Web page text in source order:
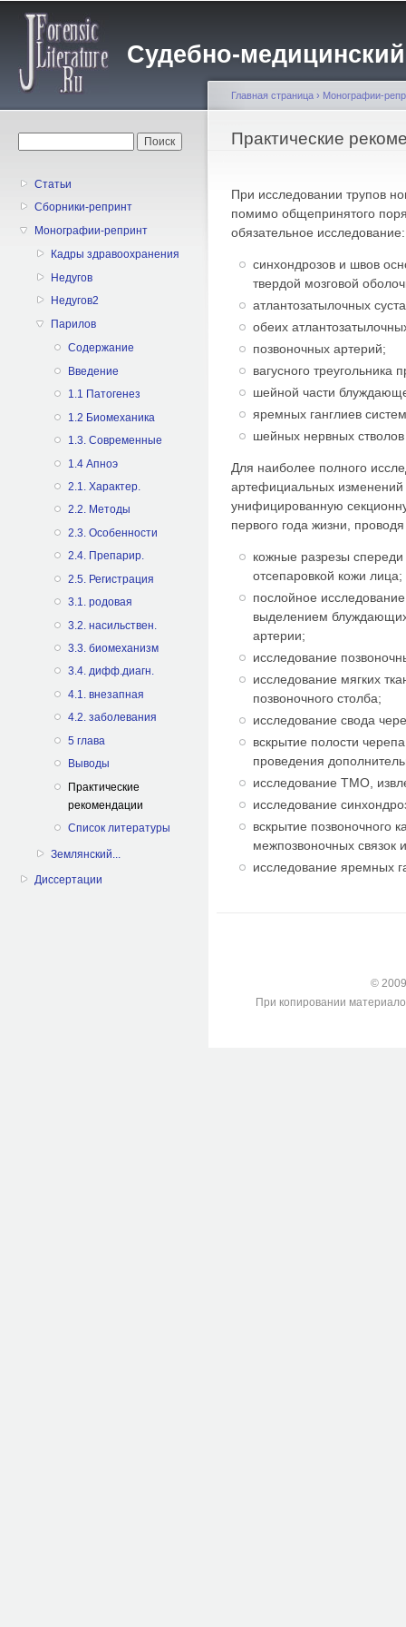
Судебно-
Статьи
Сборники-репринт
Монографии-репринт
Кадры здравоохранения
Недугов
Недугов2
Парилов
Содержание
Введение
1.1 Патогенез
1.2 Биомеханика
1.3. Современные
1.4 Апноэ
2.1. Характер.
2.2. Методы
2.3. Особенности
2.4. Препарир.
2.5. Регистрация
3.1. родовая
3.2. насильствен.
3.3. биомеханизм
3.4. дифф.диагн.
4.1. внезапная
4.2. заболевания
5 глава
Выводы
Практические
рекомендации
Список литературы
Землянский...
Диссертации
Вы здесь
Главная страница › Монографии-
Практические
При исследовании трупов
помимо общепринятого
обязательное исследование:
синхондрозов и швов
твердой мозговой
атлантозатылочных
обеих
позвоночных артерий;
вагусного треугольника
шейной части
яремных ганглиев
шейных нервных
Для наиболее полного
артефициальных
унифицированную
первого года жизни,
кожные разрезы
отсепаровкой кожи лица;
послойное
выделением
артерии;
исследование
исследование мягких
позвоночного столба;
исследование свода
вскрытие полости
проведения
исследование ТМО,
исследование
вскрытие позвоночного
межпозвоночных связок
исследование яремных
©
При копировании